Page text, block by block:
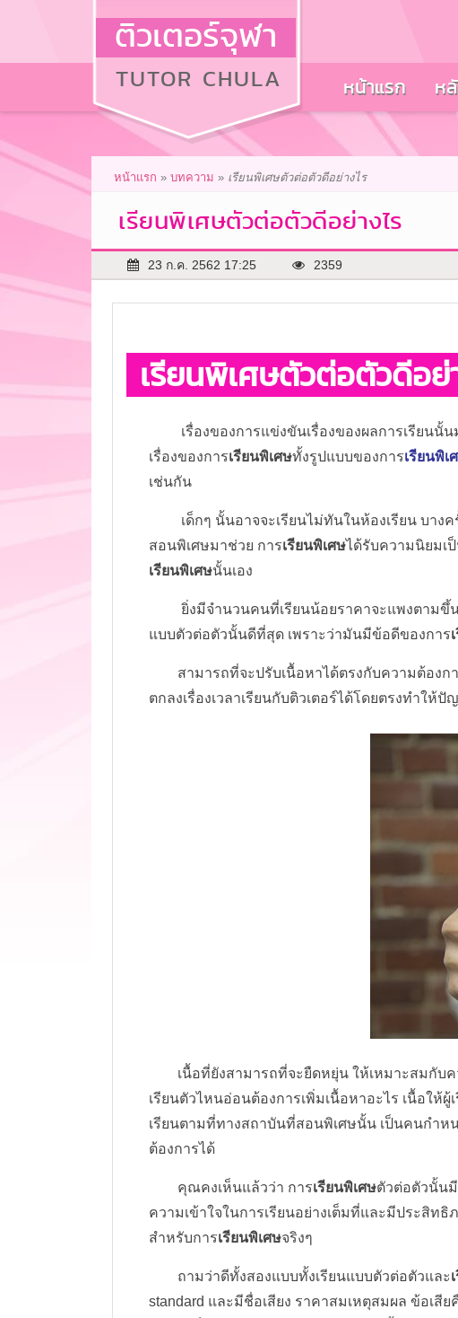
ติวเตอร์จุฬา
TUTOR CHULA หน้าแรก ห
หน้าแรก » บทความ » เรียนพิเศษตัวต่อตัวดีอย่างไร
เรียนพิเศษตัวต่อตัวดีอย่างไร
23 ก.ค. 2562 17:25 2359
เรียนพิเศษตัวต่อตัวดีอย่
เรื่องของการแข่งขันเรื่องของผลการเรียนนั้นมั
เรื่องของการเรียนพิเศษทั้งรูปแบบของการเรียนพิ
เช่นกัน
เด็กๆ นั้นอาจจะเรียนไม่ทันในห้องเรียน บางค
สอนพิเศษมาช่วย การเรียนพิเศษได้รับความนิยมเ
เรียนพิเศษนั้นเอง
ยิ่งมีจำนวนคนที่เรียนน้อยราคาจะแพงตามขึ้นไ
แบบตัวต่อตัวนั้นดีที่สุด เพราะว่ามันมีข้อดีของการ
สามารถที่จะปรับเนื้อหาได้ตรงกับความต้องกา
ตกลงเรื่องเวลาเรียนกับติวเตอร์ได้โดยตรงทำให้
เนื้อที่ยังสามารถที่จะยืดหยุ่น ให้เหมาะสมกับคว
เรียนตัวไหนอ่อนต้องการเพิ่มเนื้อหาอะไร เนื้อให้
เรียนตามที่ทางสถาบันที่สอนพิเศษนั้น เป็นคนกำห
ต้องการได้
คุณคงเห็นแล้วว่า การเรียนพิเศษตัวต่อตัวนั้น
ความเข้าใจในการเรียนอย่างเต็มที่และมีประสิท
สำหรับการเรียนพิเศษจริงๆ
ถามว่าดีทั้งสองแบบทั้งเรียนแบบตัวต่อตัวและ
standard และมีชื่อเสียง ราคาสมเหตุสมผล ข้อเสี